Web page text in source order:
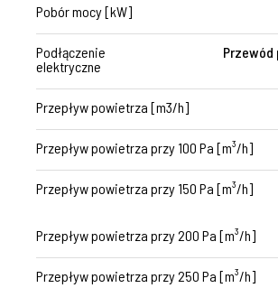
Pobór mocy [kW]
Podłączenie
elektryczne
Przewód
Przepływ powietrza [m3/h]
Przepływ powietrza przy 100 Pa [m³/h]
Przepływ powietrza przy 150 Pa [m³/h]
Przepływ powietrza przy 200 Pa [m³/h]
Przepływ powietrza przy 250 Pa [m³/h]